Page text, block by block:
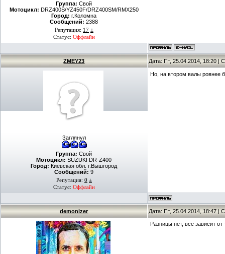
Группа: Свой
Мотоцикл: DRZ400S/YZ450F/DRZ400SM/RMX250
Город: г.Коломна
Сообщений: 2388
Репутация: 17 ±
Статус: Оффлайн
ZMEY23 Дата: Пт, 25.04.2014, 18:20 |
Заглянул
Группа: Свой
Мотоцикл: SUZUKI DR-Z400
Город: Киевская обл. г.Вышгород
Сообщений: 9
Репутация: 0 ±
Статус: Оффлайн
Но, на втором валы ровнее
demonizer Дата: Пт, 25.04.2014, 18:47 |
Разницы нет, все зависит от